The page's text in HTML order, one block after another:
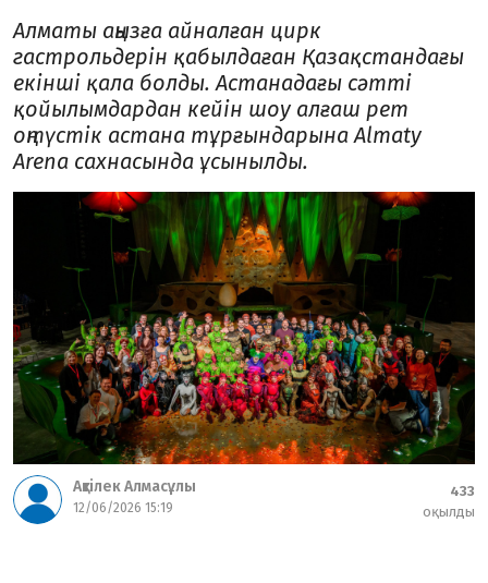
Алматы аңызға айналған цирк
гастрольдерін қабылдаған Қазақстандағы
екінші қала болды. Астанадағы сәтті
қойылымдардан кейін шоу алғаш рет
оңтүстік астана тұрғындарына Almaty
Arena сахнасында ұсынылды.
Ақтілек Алмасұлы
12/06/2026 15:19
433
оқылды